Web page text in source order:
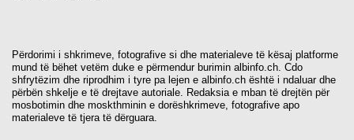
Përdorimi i shkrimeve, fotografive si dhe materialeve të kësaj platforme
mund të bëhet vetëm duke e përmendur burimin albinfo.ch. Cdo
shfrytëzim dhe riprodhim i tyre pa lejen e albinfo.ch është i ndaluar dhe
përbën shkelje e të drejtave autoriale. Redaksia e mban të drejtën për
mosbotimin dhe moskthminin e dorëshkrimeve, fotografive apo
materialeve të tjera të dërguara.